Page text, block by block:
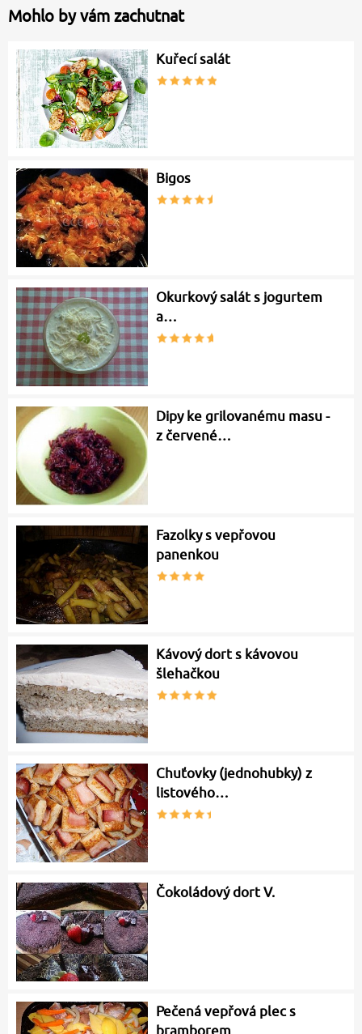
Mohlo by vám zachutnat
Kuřecí salát
Bigos
Okurkový salát s jogurtem
a…
Dipy ke grilovanému masu -
z červené…
Fazolky s vepřovou
panenkou
Kávový dort s kávovou
šlehačkou
Chuťovky (jednohubky) z
listového…
Čokoládový dort V.
Pečená vepřová plec s
bramborem